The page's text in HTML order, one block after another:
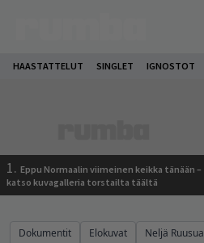
HAASTATTELUT SINGLET IGNOSTOT
1. Eppu Normaalin viimeinen keikka tänään –
katso kuvagalleria torstailta täältä
Dokumentit Elokuvat Neljä Ruusua